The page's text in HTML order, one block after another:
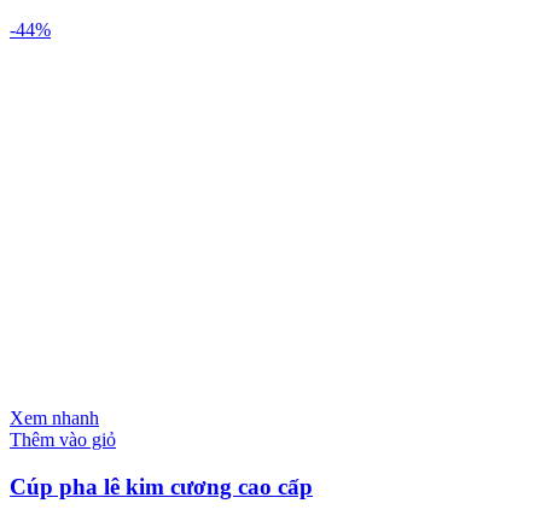
-44%
Xem nhanh
Thêm vào giỏ
Cúp pha lê kim cương cao cấp